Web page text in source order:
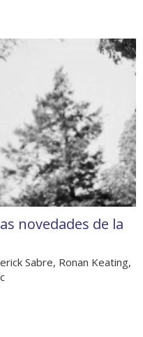
novedades de la
Sabre, Ronan Keating,